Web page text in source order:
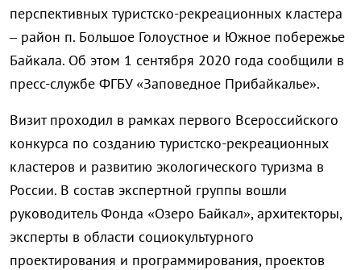
перспективных туристско-рекреационных кластера
– район п. Большое Голоустное и Южное побережье
Байкала. Об этом 1 сентября 2020 года сообщили в
пресс-службе ФГБУ «Заповедное Прибайкалье».
Визит проходил в рамках первого Всероссийского
конкурса по созданию туристско-рекреационных
кластеров и развитию экологического туризма в
России. В состав экспертной группы вошли
руководитель Фонда «Озеро Байкал», архитекторы,
эксперты в области социокультурного
проектирования и программирования, проектов